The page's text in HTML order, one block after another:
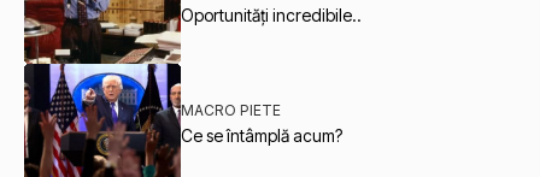
Oportunități incredibile..
MACRO PIETE
Ce se întâmplă acum?